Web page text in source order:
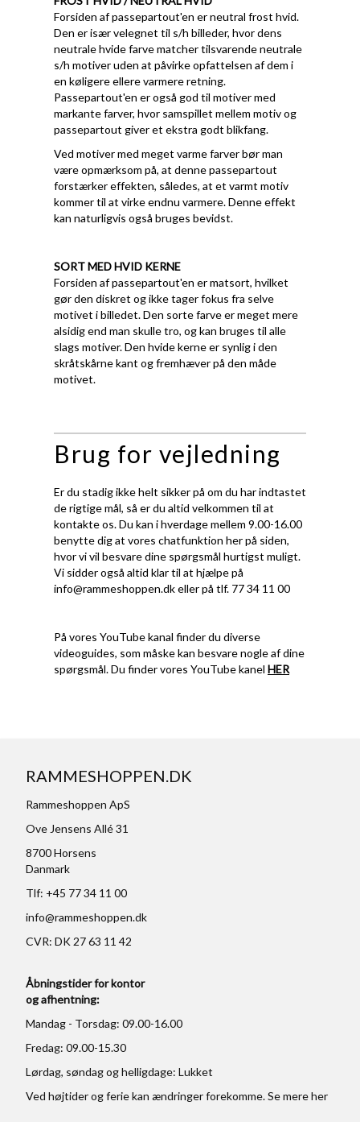
Forsiden af passepartout'en er neutral frost hvid.
Den er især velegnet til s/h billeder, hvor dens
neutrale hvide farve matcher tilsvarende neutrale
s/h motiver uden at påvirke opfattelsen af dem i
en køligere ellere varmere retning.
Passepartout'en er også god til motiver med
markante farver, hvor samspillet mellem motiv og
passepartout giver et ekstra godt blikfang.
Ved motiver med meget varme farver bør man
være opmærksom på, at denne passepartout
forstærker effekten, således, at et varmt motiv
kommer til at virke endnu varmere. Denne effekt
kan naturligvis også bruges bevidst.
SORT MED HVID KERNE
Forsiden af passepartout'en er matsort, hvilket
gør den diskret og ikke tager fokus fra selve
motivet i billedet. Den sorte farve er meget mere
alsidig end man skulle tro, og kan bruges til alle
slags motiver. Den hvide kerne er synlig i den
skråtskårne kant og fremhæver på den måde
motivet.
Brug for vejledning
Er du stadig ikke helt sikker på om du har indtastet
de rigtige mål, så er du altid velkommen til at
kontakte os. Du kan i hverdage mellem 9.00-16.00
benytte dig at vores chatfunktion her på siden,
hvor vi vil besvare dine spørgsmål hurtigst muligt.
Vi sidder også altid klar til at hjælpe på
info@rammeshoppen.dkeller på tlf. 77 34 11 00
På vores YouTube kanal finder du diverse
videoguides, som måske kan besvare nogle af dine
spørgsmål. Du finder vores YouTube kanel HER
RAMMESHOPPEN.DK
Rammeshoppen ApS
Ove Jensens Allé 31
8700 Horsens
Danmark
Tlf: +45 77 34 11 00
info@rammeshoppen.dk
CVR: DK 27 63 11 42
Åbningstider for kontor
og afhentning:
Mandag - Torsdag: 09.00-16.00
Fredag: 09.00-15.30
Lørdag, søndag og helligdage: Lukket
Ved højtider og ferie kan ændringer forekomme. Se mereher